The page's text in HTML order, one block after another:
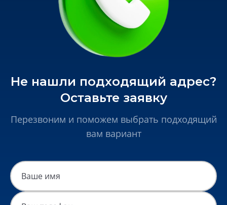
Не нашли подходящий адрес?
Оставьте заявку
Перезвоним и поможем выбрать подходящий
вам вариант